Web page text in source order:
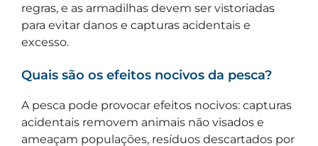
regras, e as armadilhas devem ser vistoriadas
para evitar danos e capturas acidentais e
excesso.
Quais são os efeitos nocivos da pesca?
A pesca pode provocar efeitos nocivos: capturas
acidentais removem animais não visados e
ameaçam populações, resíduos descartados por